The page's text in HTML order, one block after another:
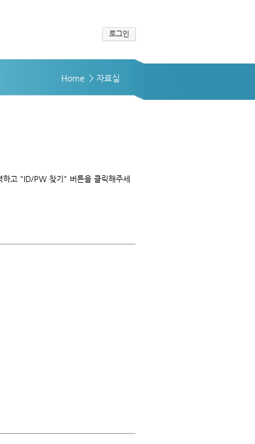
로그인
Home > 자료실
고 "ID/PW 찾기" 버튼을 클릭해주세